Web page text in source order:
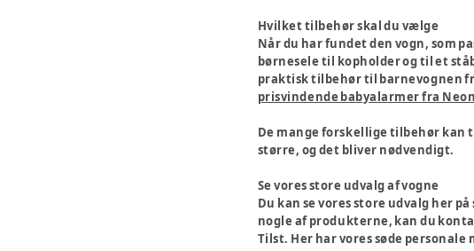
Hvilket tilbehør skal du vælge
Når du har fundet den vogn, som
børnesele til kopholder og til et
praktisk tilbehør til barnevognen
prisvindende babyalarmer fra
De mange forskellige tilbehør kan
større, og det bliver nødvendigt.
Se vores store udvalg af vogne
Du kan se vores store udvalg her
nogle af produkterne, kan du
Tilst. Her har vores søde